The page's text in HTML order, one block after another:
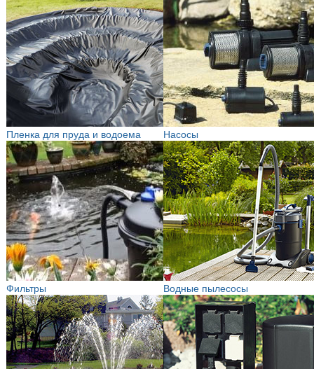
Пленка для пруда и водоема Насосы
Фильтры Водные пылесосы